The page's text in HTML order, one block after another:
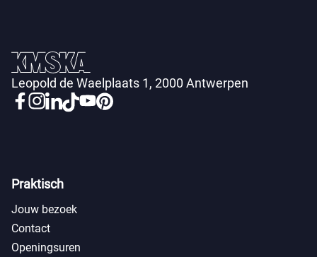
Leopold de Waelplaats 1, 2000 Antwerpen
Praktisch
Jouw bezoek
Contact
Openingsuren